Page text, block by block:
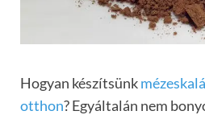
Hogyan készítsünk
otthon? Egyáltalán nem